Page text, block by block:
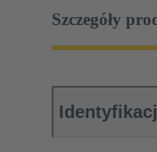
Szczegóły